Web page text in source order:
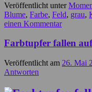
Veröffentlicht unter
Blume, Farbe, Feld, grau,
einen Kommentar
Farbtupfer fallen auf
Veröffentlicht am 26. Mai
Antworten